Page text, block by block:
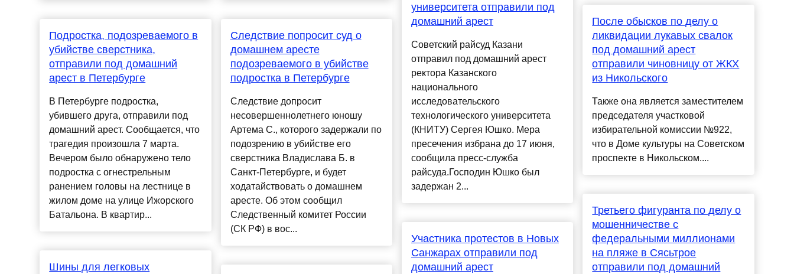
Подростка, подозреваемого в
убийстве сверстника,
отправили под домашний
арест в Петербурге
В Петербурге подростка,
убившего друга, отправили под
домашний арест. Сообщается, что
трагедия произошла 7 марта.
Вечером было обнаружено тело
подростка с огнестрельным
ранением головы на лестнице в
жилом доме на улице Ижорского
Батальона. В квартир...
Шины для легковых
Следствие попросит суд о
домашнем аресте
подозреваемого в убийстве
подростка в Петербурге
Следствие допросит
несовершеннолетнего юношу
Артема С., которого задержали по
подозрению в убийстве его
сверстника Владислава Б. в
Санкт-Петербурге, и будет
ходатайствовать о домашнем
аресте. Об этом сообщил
Следственный комитет России
(СК РФ) в вос...
университета отправили под
домашний арест
Советский райсуд Казани
отправил под домашний арест
ректора Казанского
национального
исследовательского
технологического университета
(КНИТУ) Сергея Юшко. Мера
пресечения избрана до 17 июня,
сообщила пресс-служба
райсуда.Господин Юшко был
задержан 2...
Участника протестов в Новых
Санжарах отправили под
домашний арест
После обысков по делу о
ликвидации лукавых свалок
под домашний арест
отправили чиновницу от ЖКХ
из Никольского
Также она является заместителем
председателя участковой
избирательной комиссии №922,
что в Доме культуры на Советском
проспекте в Никольском....
Третьего фигуранта по делу о
мошенничестве с
федеральными миллионами
на пляже в Сясьтрое
отправили под домашний